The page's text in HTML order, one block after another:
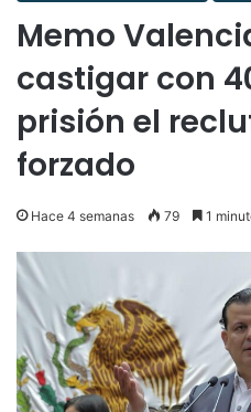
Memo
castigar con
prisión el
forzado
Hace 4 semanas 79 1